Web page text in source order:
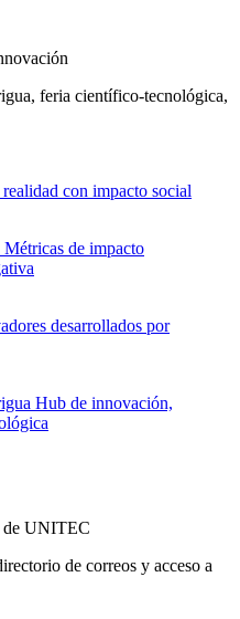
feria científico-tecnológica,
con impacto social
Métricas de impacto
desarrollados por
Hub de innovación,
de UNITEC
de correos y acceso a